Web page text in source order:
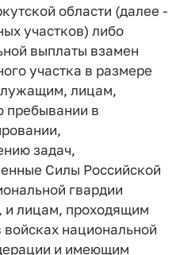
области (далее -
участков) либо
выплаты взамен
участка в размере
лицам,
пребывании в
задач,
Силы Российской
гвардии
и лицам, проходящим
национальной
и имеющим